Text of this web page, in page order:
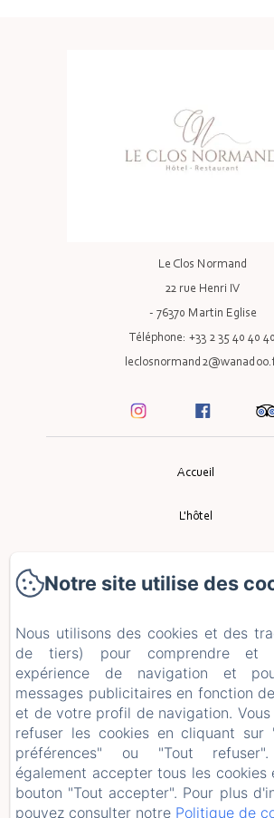
Le Clos Normand
22 rue Henri IV
- 76370 Martin Eglise
Téléphone: +33 2 35 40 40 40
Accueil
L'hôtel
Tourisme
Contact
Politique de confidentialité
Informations légales
Notre site utilise des
Nous utilisons des cookies et des
de tiers) pour comprendre et
expérience de navigation et
messages publicitaires en fonction
et de votre profil de navigation.
refuser les cookies en cliquant sur
préférences" ou "Tout
également accepter tous les cookies
bouton "Tout accepter". Pour plus
pouvez consulter notre Politique de